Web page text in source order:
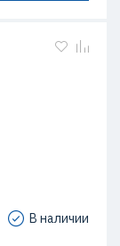
В наличии